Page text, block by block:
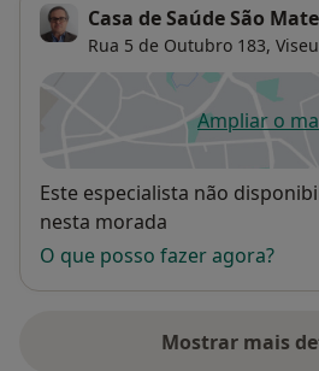
Casa de Saúde São
Rua 5 de Outubro 183, Viseu
Ampliar oabre
Disponibilidade
Este especialista não
nesta morada
O que posso fazer agora?
Mostrar mais